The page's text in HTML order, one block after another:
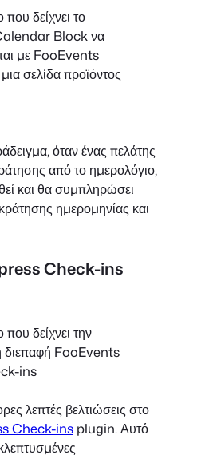
όταν ένας πελάτης
από το ημερολόγιο,
και θα συμπληρώσει
ημερομηνίας και
Check-ins
λεπτές βελτιώσεις στο
Check-ins plugin. Αυτό